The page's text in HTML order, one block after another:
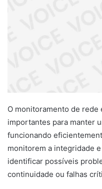
O monitoramento de rede
importantes para manter
funcionando
monitorem a integridade
identificar possíveis
continuidade ou falhas